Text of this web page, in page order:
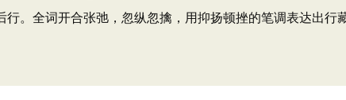
。全词开合张弛，忽纵忽擒，用抑扬顿挫的笔调表达出行